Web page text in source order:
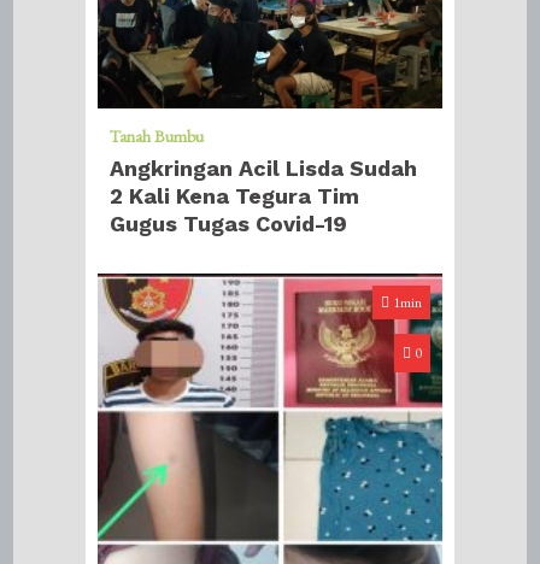
Tanah Bumbu
Angkringan Acil Lisda Sudah
2 Kali Kena Tegura Tim
Gugus Tugas Covid-19
1min
0